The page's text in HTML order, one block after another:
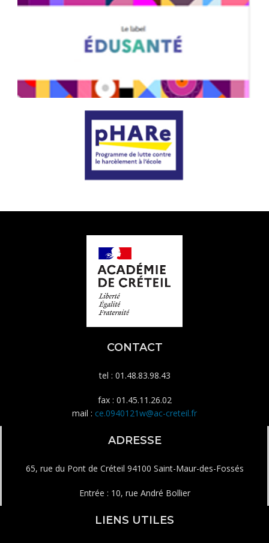
CONTACT
tel : 01.48.83.98.43
fax : 01.45.11.26.02
mail : ce.0940121w@ac-creteil.fr
ADRESSE
65, rue du Pont de Créteil 94100 Saint-Maur-des-Fossés
Entrée : 10, rue André Bollier
LIENS UTILES